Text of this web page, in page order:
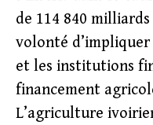
de 114 840
volonté
et les institutions
financement
L’agriculture